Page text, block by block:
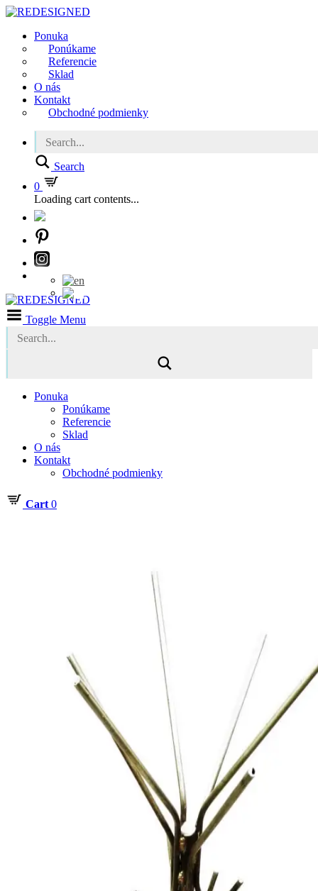
Ponuka
Ponúkame
Referencie
Sklad
O nás
Kontakt
Obchodné podmienky
Search
0
Loading cart contents...
Toggle Menu
Ponuka
Ponúkame
Referencie
Sklad
O nás
Kontakt
Obchodné podmienky
Cart 0